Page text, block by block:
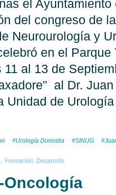
el
del congreso de
Neurourología y
en el
al 13 de
al Dr.
Unidad de
#Urología Donostia #SINUG
Formación. Desarrollo
Oncología